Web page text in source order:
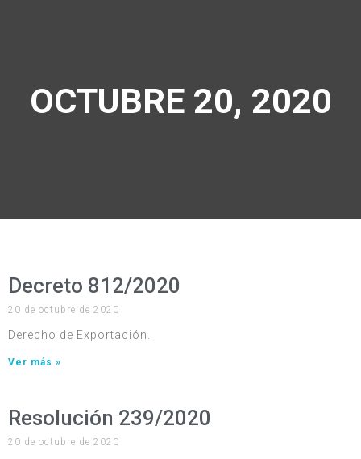
OCTUBRE 20, 2020
Decreto 812/2020
20 de octubre de 2020
Derecho de Exportación.
Ver más »
Resolución 239/2020
20 de octubre de 2020